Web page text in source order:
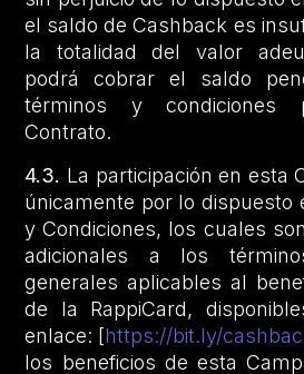
el saldo de Cashback es
la totalidad del valor
podrá cobrar el saldo
términos y condiciones
Contrato.
4.3. La participación en esta
únicamente por lo dispuesto
y Condiciones, los cuales
adicionales a los
generales aplicables al
de la RappiCard,
enlace: [https://bit.ly/
los beneficios de esta